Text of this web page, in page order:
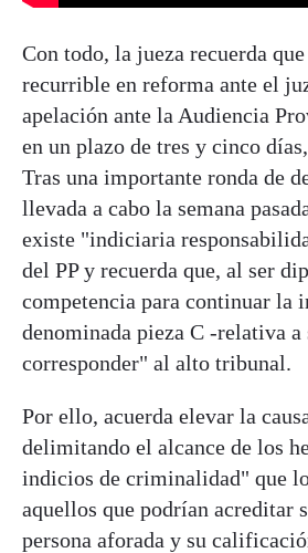
Con todo, la jueza recuerda
recurrible en reforma ante el
apelación ante la Audiencia
en un plazo de tres y cinco
Tras una importante ronda de
llevada a cabo la semana
existe "indiciaria
del PP y recuerda que, al ser
competencia para continuar la
denominada pieza C -relativa
corresponder" al alto tribunal.
Por ello, acuerda elevar la
delimitando el alcance de los
indicios de criminalidad" que
aquellos que podrían acreditar
persona aforada y su